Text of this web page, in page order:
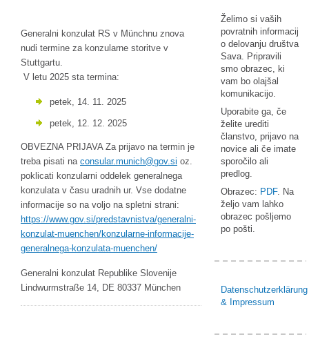
Generalni konzulat RS v Münchnu znova
nudi termine za konzularne storitve v
Stuttgartu.
V letu 2025 sta termina:
petek, 14. 11. 2025
petek, 12. 12. 2025
OBVEZNA PRIJAVA Za prijavo na termin je
treba pisati na
is.vo
g@hci
num.r
alusn
oc
oz.
poklicati konzularni oddelek generalnega
konzulata v času uradnih ur. Vse dodatne
informacije so na voljo na spletni strani:
https://www.gov.si/predstavnistva/generalni-
konzulat-muenchen/konzularne-informacije-
generalnega-konzulata-muenchen/
Generalni konzulat Republike Slovenije
Lindwurmstraße 14, DE 80337 München
Želimo si vaših
povratnih informacij
o delovanju društva
Sava. Pripravili
smo obrazec, ki
vam bo olajšal
komunikacijo.
Uporabite ga, če
želite urediti
članstvo, prijavo na
novice ali če imate
sporočilo ali
predlog.
Obrazec: PDF. Na
željo vam lahko
obrazec pošljemo
po pošti.
Datenschutzerklärung
& Impressum